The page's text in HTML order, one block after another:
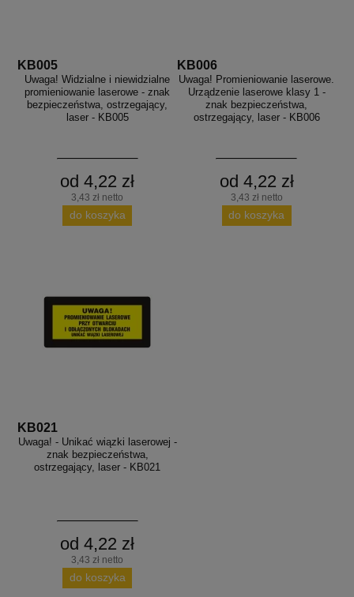
KB005
Uwaga! Widzialne i niewidzialne
promieniowanie laserowe - znak
bezpieczeństwa, ostrzegający,
laser - KB005
od 4,22 zł
3,43 zł netto
do koszyka
KB006
Uwaga! Promieniowanie laserowe.
Urządzenie laserowe klasy 1 -
znak bezpieczeństwa,
ostrzegający, laser - KB006
od 4,22 zł
3,43 zł netto
do koszyka
KB021
Uwaga! - Unikać wiązki laserowej -
znak bezpieczeństwa,
ostrzegający, laser - KB021
od 4,22 zł
3,43 zł netto
do koszyka